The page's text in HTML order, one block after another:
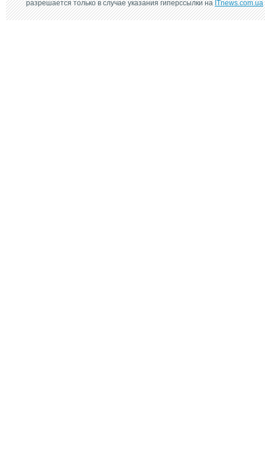
разрешается только в случае указания гиперссылки наITnews.com.ua